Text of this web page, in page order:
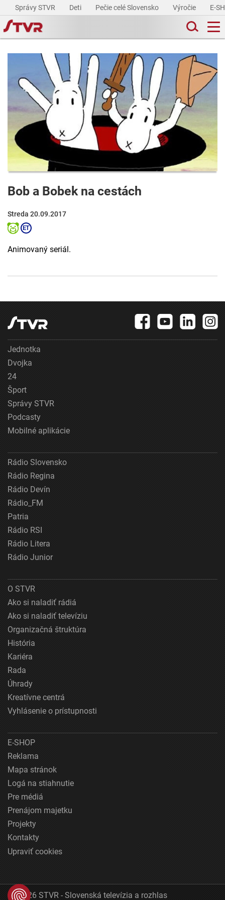
Správy STVR Deti Pečie celé Slovensko Výročie E-
Bob a Bobek na cestách
Streda 20.09.2017
Animovaný seriál.
Jednotka
Dvojka
24
Šport
Správy STVR
Podcasty
Mobilné aplikácie
Rádio Slovensko
Rádio Regina
Rádio Devín
Rádio_FM
Patria
Rádio RSI
Rádio Litera
Rádio Junior
O STVR
Ako si naladiť rádiá
Ako si naladiť televíziu
Organizačná štruktúra
História
Kariéra
Rada
Úhrady
Kreatívne centrá
Vyhlásenie o prístupnosti
E-SHOP
Reklama
Mapa stránok
Logá na stiahnutie
Pre médiá
Prenájom majetku
Projekty
Kontakty
Upraviť cookies
© 2026 STVR - Slovenská televízia a rozhlas